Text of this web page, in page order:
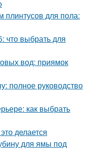
плинтусов для пола:
что выбрать для
вод: приямок
полное руководство
как выбрать
делается
для ямы под